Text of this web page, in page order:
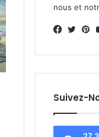
nous et
a
c
b
o
o
w
i
t
e
r
i
n
e
r
e
Suivez-